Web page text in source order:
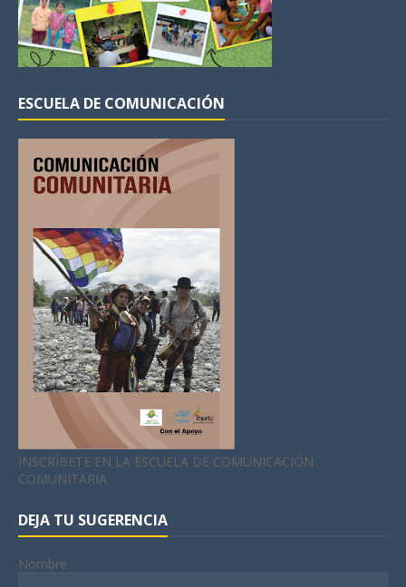
ESCUELA DE COMUNICACIÓN
INSCRÍBETE EN LA ESCUELA DE COMUNICACIÓN
COMUNITARIA
DEJA TU SUGERENCIA
Nombre